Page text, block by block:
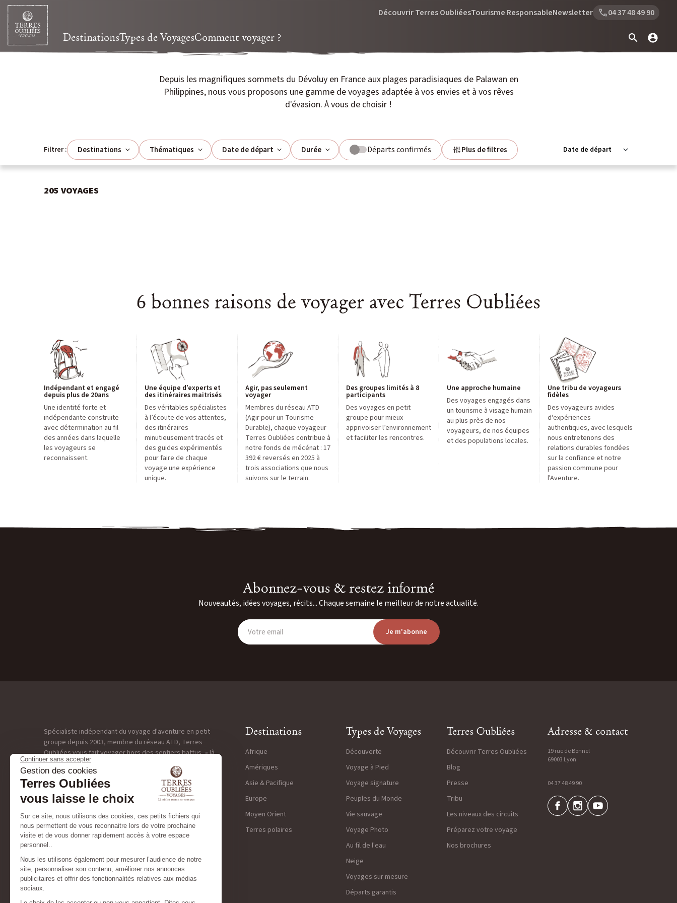
DestinationsTypes de VoyagesComment voyager ?
Découvrir Terres OubliéesTourisme ResponsableNewsletter 04 37 48 49 90
Depuis les magnifiques sommets du Dévoluy en France aux plages paradisiaques de Palawan en
Philippines, nous vous proposons une gamme de voyages adaptée à vos envies et à vos rêves
d'évasion. À vous de choisir !
Filtrer : Destinations Thématiques Date de départ
17 18 19 20 21 22 23
2 6
Durée Départs confirmés Plus de filtres
205 VOYAGES
6 bonnes raisons de voyager avec Terres Oubliées
Indépendant et engagé
depuis plus de 20ans
Une identité forte et
indépendante construite
avec détermination au fil
des années dans laquelle
les voyageurs se
reconnaissent.
Une équipe d’experts et
des itinéraires maitrisés
Des véritables spécialistes
à l’écoute de vos attentes,
des itinéraires
minutieusement tracés et
des guides expérimentés
pour faire de chaque
voyage une expérience
unique.
Agir, pas seulement
voyager
Membres du réseau ATD
(Agir pour un Tourisme
Durable), chaque voyageur
Terres Oubliées contribue à
notre fonds de mécénat : 17
392 € reversés en 2025 à
trois associations que nous
suivons sur le terrain.
Des groupes limités à 8
participants
Des voyages en petit
groupe pour mieux
apprivoiser l’environnement
et faciliter les rencontres.
Une approche humaine
Des voyages engagés dans
un tourisme à visage humain
au plus près de nos
voyageurs, de nos équipes
et des populations locales.
Une tribu de voyageurs
fidèles
Des voyageurs avides
d'expériences
authentiques, avec lesquels
nous entretenons des
relations durables fondées
sur la confiance et notre
passion commune pour
l'Aventure.
Abonnez-vous & restez informé
Nouveautés, idées voyages, récits... Chaque semaine le meilleur de notre actualité.
Votre email Je m'abonne
Spécialiste indépendant du voyage d'aventure en petit
groupe depuis 2003, membre du réseau ATD, Terres
Oubliées vous fait voyager hors des sentiers battus, « là
où les autres ne vont pas. Réputés pour nos voyages
insolites, notre savoir-faire et nos petits groupes limités
à huit participants, nous concevons des voyages
porteurs de sens basés sur l’expérience et le partage :
exploration, immersion nature, croisières d’exception,
voyages photo et aventure sur-mesure. L'engagement, la
créativité, l’originalité et le partage définissent notre
A.D.N. Notre tribu réunie des hommes et des femmes à la
recherche perpétuelle de la quintessence, de ces petits
coins secrets qui feront de votre voyage un moment
d’exception, une véritable expérience, une parenthèse
unique et gravée dans la mémoire de chaque voyageur.
Depuis 2020, Terres Oubliées et Escursia sont réunis
sous une même maison : deux agences, deux terrains et
Destinations
Afrique
Amériques
Asie & Pacifique
Europe
Moyen Orient
Terres polaires
Types de Voyages
Découverte
Voyage à Pied
Voyage signature
Peuples du Monde
Vie sauvage
Voyage Photo
Au fil de l'eau
Neige
Voyages sur mesure
Départs garantis
Terres Oubliées
Découvrir Terres Oubliées
Blog
Presse
Tribu
Les niveaux des circuits
Préparez votre voyage
Nos brochures
Adresse & contact
19 rue de Bonnel
69003 Lyon
04 37 48 49 90